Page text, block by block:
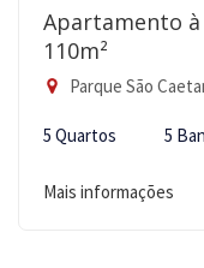
Apartamento
110m²
Parque São
5 Quartos 5
Mais informações